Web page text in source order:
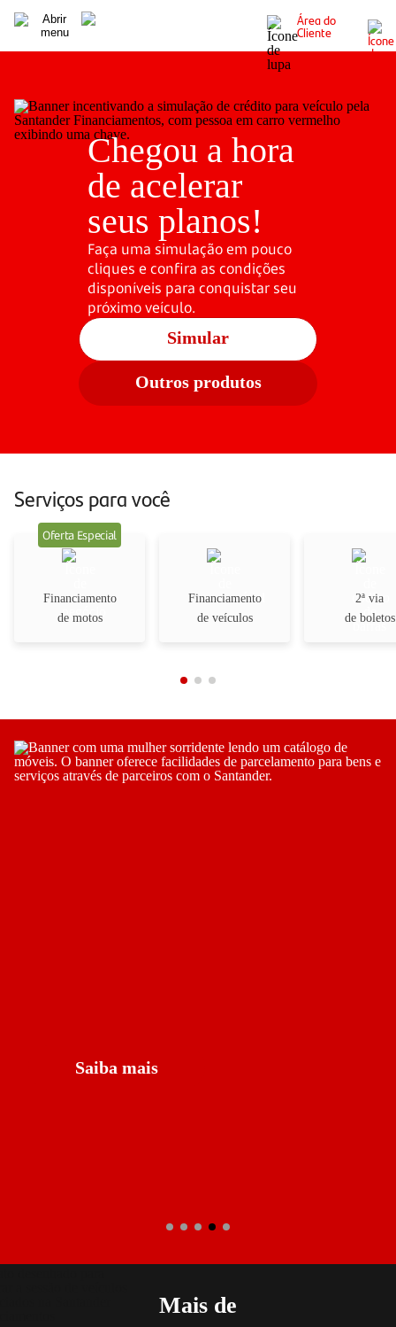
Área do
Cliente
Chegou a hora
de acelerar
seus planos!
Faça uma simulação em pouco
cliques e confira as condições
disponíveis para conquistar seu
próximo veículo.
Simular
Outros produtos
Serviços para você
Financiamento
de motos
Oferta Especial
Financiamento
de veículos
2ª via
de boletos
Saiba mais
Mais de